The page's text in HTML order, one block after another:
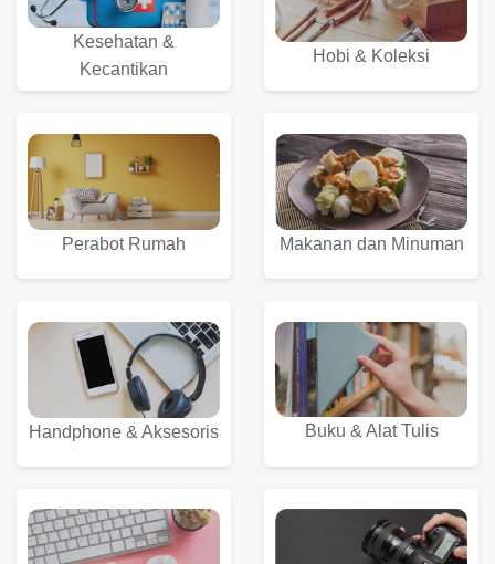
Kesehatan &
Kecantikan
Hobi & Koleksi
Perabot Rumah Makanan dan Minuman
Handphone & Aksesoris Buku & Alat Tulis